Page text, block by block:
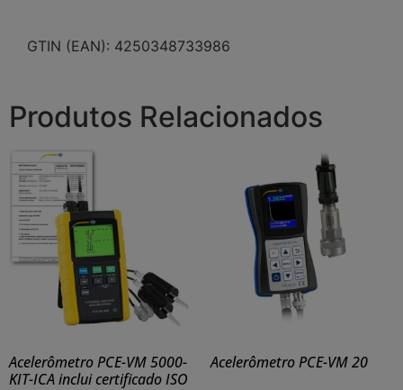
GTIN (EAN): 4250348733986
Produtos Relacionados
Acelerômetro PCE-VM 5000-
KIT-ICA inclui certificado ISO
Acelerômetro PCE-VM 20